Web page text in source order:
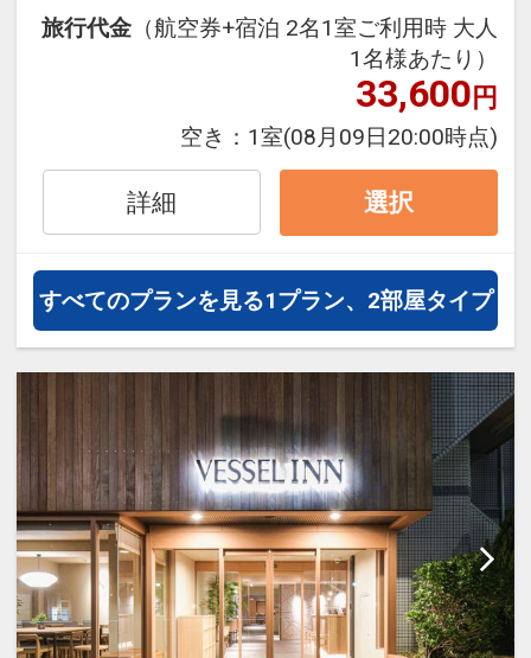
旅行期間中の1泊だけの宿泊や延
泊・飛び泊なども自由自在です。
フライトは、安心のJAL（または
JALグループ）確約！フライトマイ
ル50%貯まります。
オプションでレンタカーや現地交
通・体験プランなどの追加（同時予
約）が可能なプランもございます。
旅行代金 （航空券+宿泊 2名1室ご利用時 大人
1名様あたり）
33,600円
空き： 1室(08月09日20:00時点)
詳細 選択
すべてのプランを見る1プラン、2部屋タイプ